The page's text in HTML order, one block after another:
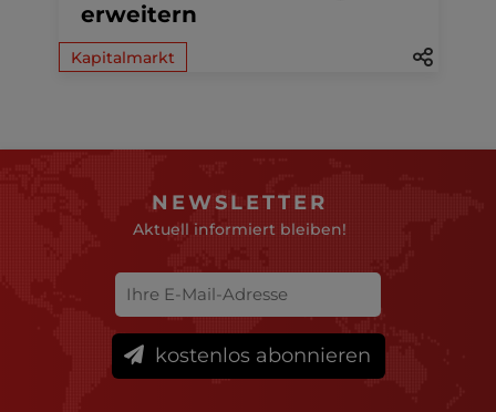
erweitern
Kapitalmarkt
NEWSLETTER
Aktuell informiert bleiben!
kostenlos abonnieren